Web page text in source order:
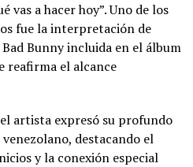
vas a hacer hoy”. Uno de los
fue la interpretación de
Bunny incluida en el álbum
reafirma el alcance
artista expresó su profundo
destacando el
y la conexión especial